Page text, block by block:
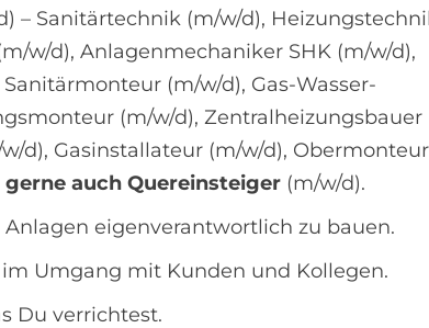
– Sanitärtechnik (m/w/d),
w/d), Anlagenmechaniker SHK (m/w/d),
(m/w/d), Gas-Wasser-
(m/w/d), Zentralheizungsbauer
d), Gasinstallateur (m/w/d), Obermonteur
gerne auch Quereinsteiger (m/w/d).
eigenverantwortlich zu bauen.
Umgang mit Kunden und Kollegen.
Du verrichtest.